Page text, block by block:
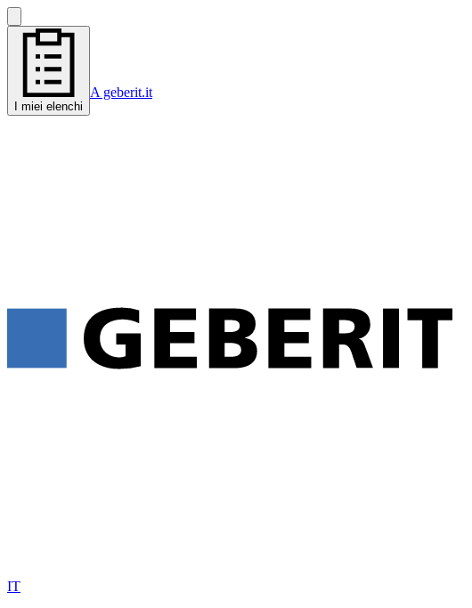
I miei elenchi
A geberit.it
IT